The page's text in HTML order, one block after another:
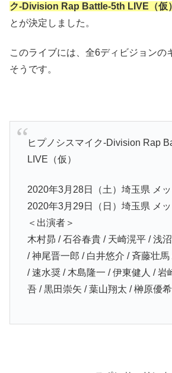
ク-Division Rap Battle-5th LIVE（仮
とが決定しました。
このライブには、全6ディビジョンの
そうです。
ヒプノシスマイク-Division Rap
LIVE（仮）
2020年3月28日（土）埼玉県 メ
2020年3月29日（日）埼玉県 メ
＜出演者＞
木村昴 / 石谷春貴 / 天崎滉平 / 浅
/ 神尾晋一郎 / 白井悠介 / 斉藤壮馬
/ 速水奨 / 木島隆一 / 伊東健人 / 岩
吾 / 黒田崇矢 / 葉山翔太 / 榊原優